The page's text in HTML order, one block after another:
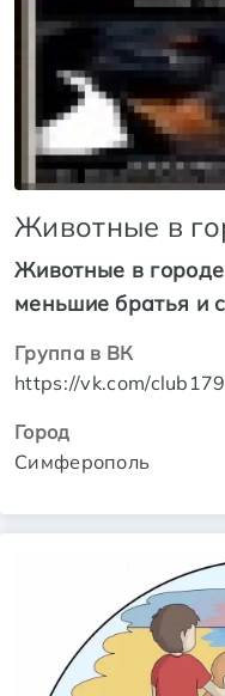
Животные в
Животные в
меньшие братья и
Группа в ВК
https://vk.com/
Город
Симферополь